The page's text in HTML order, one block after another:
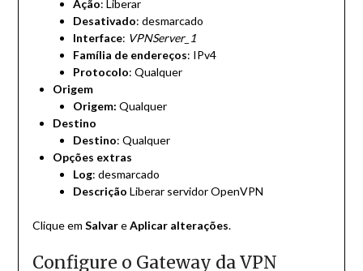
Ação: Liberar
Desativado: desmarcado
Interface: VPNServer_1
Família de endereços: IPv4
Protocolo: Qualquer
Origem
Origem: Qualquer
Destino
Destino: Qualquer
Opções extras
Log: desmarcado
Descrição Liberar servidor OpenVPN
Clique em SalvareAplicar alterações.
Configure o Gateway da VPN